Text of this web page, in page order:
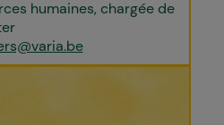
humaines, chargée de